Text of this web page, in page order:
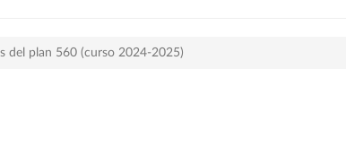
del plan 560 (curso 2024-2025)